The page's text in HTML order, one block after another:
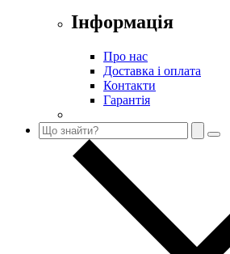
Інформація
Про нас
Доставка і оплата
Контакти
Гарантія